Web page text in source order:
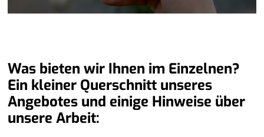
Was bieten wir Ihnen im Einzelnen?
Ein kleiner Querschnitt unseres
Angebotes und einige Hinweise über
unsere Arbeit: